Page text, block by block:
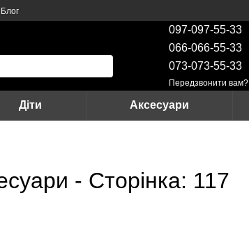
Блог
097-097-55-33
066-066-55-33
073-073-55-33
Передзвонити вам?
Діти Аксесуари
- Сторінка: 117